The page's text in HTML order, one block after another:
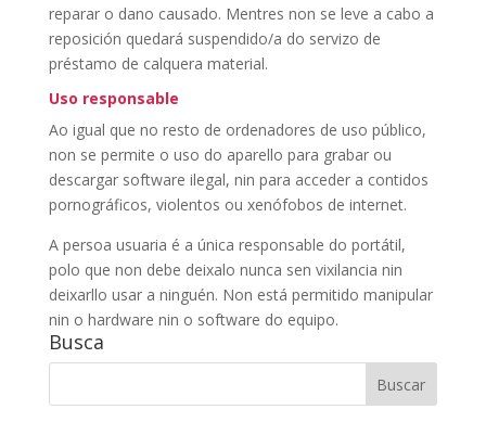
reparar o dano causado. Mentres non se leve a cabo a
reposición quedará suspendido/a do servizo de
préstamo de calquera material.
Uso responsable
Ao igual que no resto de ordenadores de uso público,
non se permite o uso do aparello para grabar ou
descargar software ilegal, nin para acceder a contidos
pornográficos, violentos ou xenófobos de internet.
A persoa usuaria é a única responsable do portátil,
polo que non debe deixalo nunca sen vixilancia nin
deixarllo usar a ninguén. Non está permitido manipular
nin o hardware nin o software do equipo.
Busca